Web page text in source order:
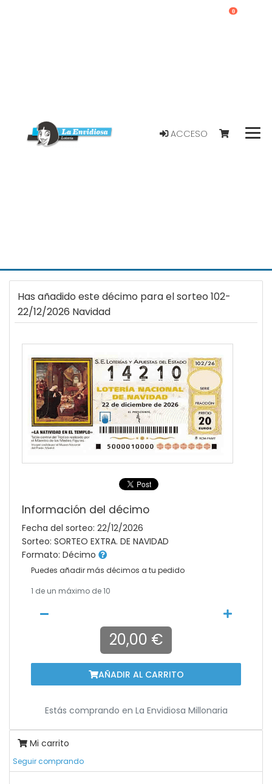
ACCESO
0
Has añadido este décimo para el sorteo 102-
22/12/2026 Navidad
Información del décimo
Fecha del sorteo: 22/12/2026
Sorteo: SORTEO EXTRA. DE NAVIDAD
Formato: Décimo
Puedes añadir más décimos a tu pedido
1 de un máximo de 10
20,00 €
AÑADIR AL CARRITO
Estás comprando en La Envidiosa Millonaria
Mi carrito
Seguir comprando